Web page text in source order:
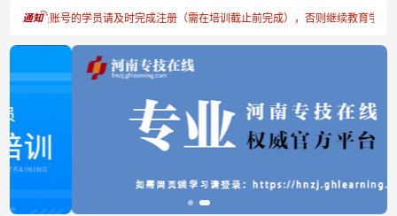
人员账号的学员请及时完成注册（需在培训截止前完成），否则继续教育学时将